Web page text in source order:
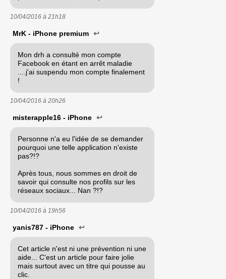
10/04/2016 à 21h18
MrK - iPhone premium ↩
Mon drh a consulté mon compte
Facebook en étant en arrêt maladie
....j'ai suspendu mon compte finalement
!
10/04/2016 à 20h26
misterapple16 - iPhone ↩
Personne n'a eu l'idée de se demander
pourquoi une telle application n'existe
pas?!?
Après tous, nous sommes en droit de
savoir qui consulte nos profils sur les
réseaux sociaux... Nan ?!?
10/04/2016 à 19h56
yanis787 - iPhone ↩
Cet article n'est ni une prévention ni une
aide... C'est un article pour faire jolie
mais surtout avec un titre qui pousse au
clic.